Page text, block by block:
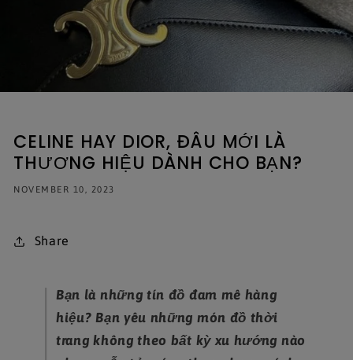
CELINE HAY DIOR, ĐÂU MỚI LÀ
THƯƠNG HIỆU DÀNH CHO BẠN?
NOVEMBER 10, 2023
Share
Bạn là những tín đồ đam mê hàng
hiệu? Bạn yêu những món đồ thời
trang không theo bất kỳ xu hướng nào